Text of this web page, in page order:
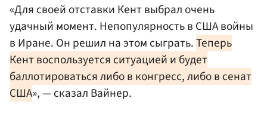
«Для своей отставки Кент выбрал очень
удачный момент. Непопулярность в США войны
в Иране. Он решил на этом сыграть.Теперь
Кент воспользуется ситуацией и будет
баллотироваться либо в конгресс, либо в сенат
США», — сказал Вайнер.